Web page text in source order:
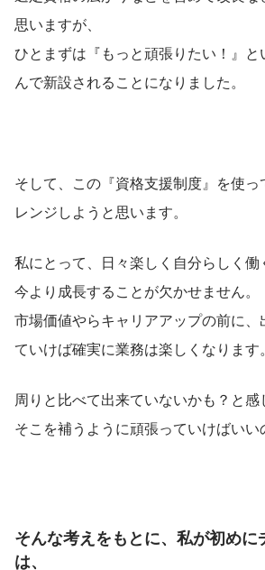
思いますが、
ひとまずは『もっと頑張りたい！』
んで新設されることになりました。
そして、この『資格支援制度』を使
レンジしようと思います。
私にとって、日々楽しく自分らしく
今より成長することが欠かせません。
市場価値やらキャリアアップの前に、
ていけば確実に業務は楽しくなります。
周りと比べて出来ていないかも？と感
そこを補うように頑張っていけばいい
そんな考えをもとに、私が初め
は、